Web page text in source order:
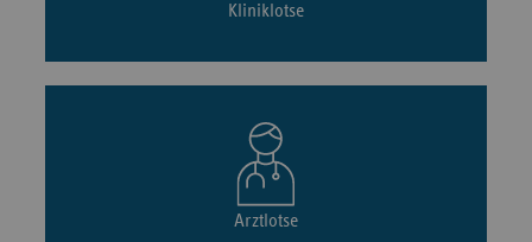
Kliniklotse
Arztlotse